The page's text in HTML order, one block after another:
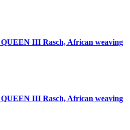
III Rasch, African weaving
III Rasch, African weaving